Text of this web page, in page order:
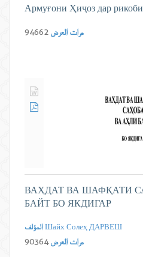
Армуғони Ҳиҷоз дар
مرات العرض 94662
ВАҲДАТ ВА ШАФҚАТИ
БАЙТ БО ЯКДИГАР
Шайх Солеҳ ДАРВЕШ
مرات العرض90364